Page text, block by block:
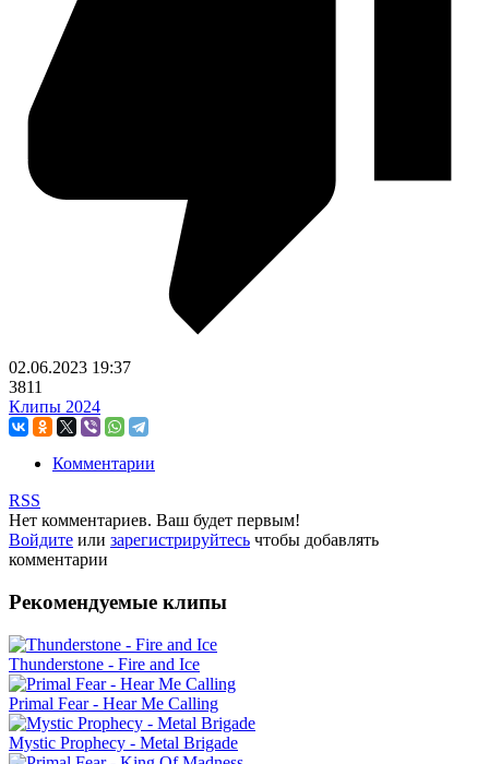
02.06.2023 19:37
3811
Клипы 2024
Комментарии
RSS
Нет комментариев. Ваш будет первым!
Войдите или зарегистрируйтесь чтобы добавлять
комментарии
Рекомендуемые клипы
Thunderstone - Fire and Ice
Primal Fear - Hear Me Calling
Mystic Prophecy - Metal Brigade